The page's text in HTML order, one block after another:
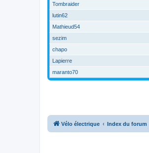
Tombraider
lutin62
Mathieud54
sezim
chapo
Lapierre
maranto70
Vélo électrique Index du forum